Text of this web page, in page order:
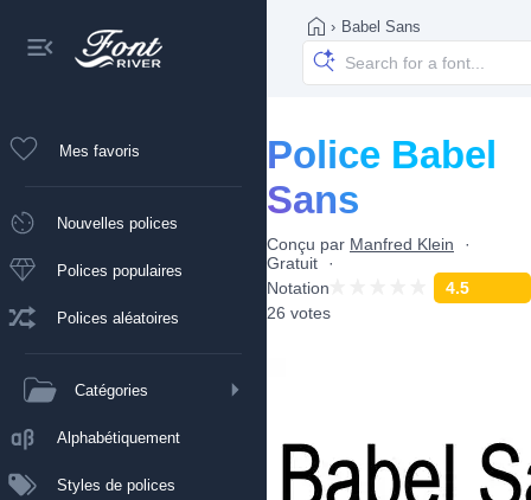
Mes favoris
Nouvelles polices
Polices populaires
Polices aléatoires
Catégories
Alphabétiquement
Styles de polices
› Babel Sans
Police Babel
Sans
Conçu par Manfred Klein
Gratuit
Notation
4.5
26 votes